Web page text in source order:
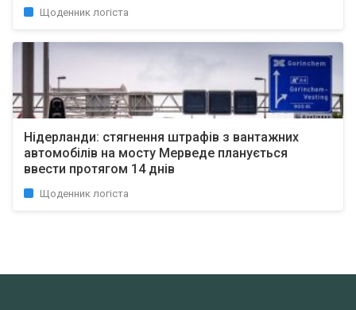
Щоденник логіста
Нідерланди: стягнення штрафів з вантажних
автомобілів на мосту Мерведе планується
ввести протягом 14 днів
Щоденник логіста